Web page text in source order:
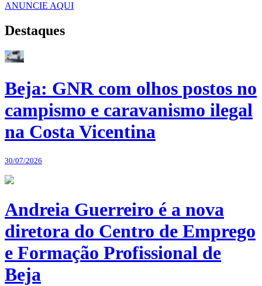
ANUNCIE AQUI
Destaques
Beja: GNR com olhos postos no
campismo e caravanismo ilegal
na Costa Vicentina
30/07/2026
Andreia Guerreiro é a nova
diretora do Centro de Emprego
e Formação Profissional de
Beja